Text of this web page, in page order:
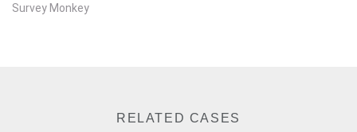
Survey Monkey
RELATED CASES